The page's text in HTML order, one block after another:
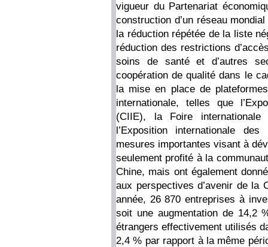
vigueur du Partenariat
construction d’un réseau
la réduction répétée de la liste
réduction des restrictions
soins de santé et d’autres
coopération de qualité dans le
la mise en place de
internationale, telles que
(CIIE), la Foire
l’Exposition internationale
mesures importantes visant à
seulement profité à la
Chine, mais ont également
aux perspectives d’avenir de la
année, 26 870 entreprises à
soit une augmentation de 14,2
étrangers effectivement utilisés
2,4 % par rapport à la même